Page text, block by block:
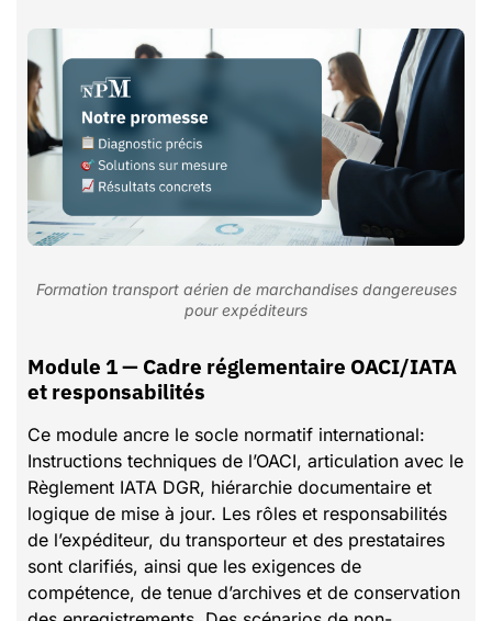
Formation transport aérien de marchandises dangereuses
pour expéditeurs
Module 1 — Cadre réglementaire OACI/IATA
et responsabilités
Ce module ancre le socle normatif international:
Instructions techniques de l’OACI, articulation avec le
Règlement IATA DGR, hiérarchie documentaire et
logique de mise à jour. Les rôles et responsabilités
de l’expéditeur, du transporteur et des prestataires
sont clarifiés, ainsi que les exigences de
compétence, de tenue d’archives et de conservation